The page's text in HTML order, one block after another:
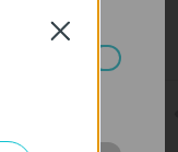
Close
nicht